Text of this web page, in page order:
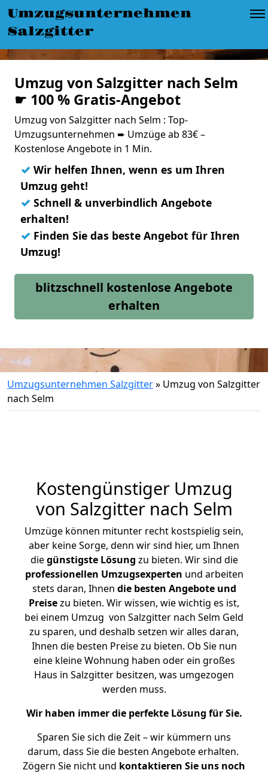
Umzugsunternehmen
Salzgitter
Umzug von Salzgitter nach Selm
☛ 100 % Gratis-Angebot
Umzug von Salzgitter nach Selm : Top-
Umzugsunternehmen ➨ Umzüge ab 83€ –
Kostenlose Angebote in 1 Min.
✓ Wir helfen Ihnen, wenn es um Ihren
Umzug geht!
✓ Schnell & unverbindlich Angebote
erhalten!
✓ Finden Sie das beste Angebot für Ihren
Umzug!
blitzschnell kostenlose Angebote
erhalten
Umzugsunternehmen Salzgitter» Umzug von Salzgitter
nach Selm
Kostengünstiger Umzug
von Salzgitter nach Selm
Umzüge können mitunter recht kostspielig sein,
aber keine Sorge, denn wir sind hier, um Ihnen
diegünstigste Lösung zu bieten. Wir sind die
professionellen Umzugsexperten und arbeiten
stets daran, Ihnen die besten Angebote und
Preisezu bieten. Wir wissen, wie wichtig es ist,
bei einem Umzug von Salzgitter nach Selm Geld
zu sparen, und deshalb setzen wir alles daran,
Ihnen die besten Preise zu bieten. Ob Sie nun
eine kleine Wohnung haben oder ein großes
Haus in Salzgitter besitzen, was umgezogen
werden muss.
Wir haben immer die perfekte Lösung für Sie.
Sparen Sie sich die Zeit – wir kümmern uns
darum, dass Sie die besten Angebote erhalten.
Zögern Sie nicht und kontaktieren Sie uns noch